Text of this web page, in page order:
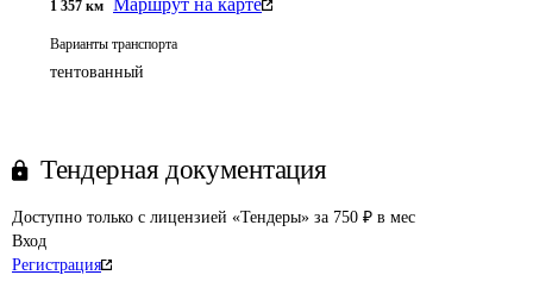
1 357 км Маршрут на карте
Варианты транспорта
тентованный
Тендерная документация
Доступно только с лицензией «Тендеры» за 750 ₽ в мес
Вход
Регистрация